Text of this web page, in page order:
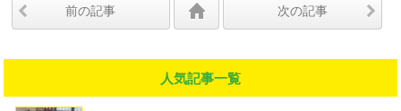
前の記事 次の記事
人気記事一覧